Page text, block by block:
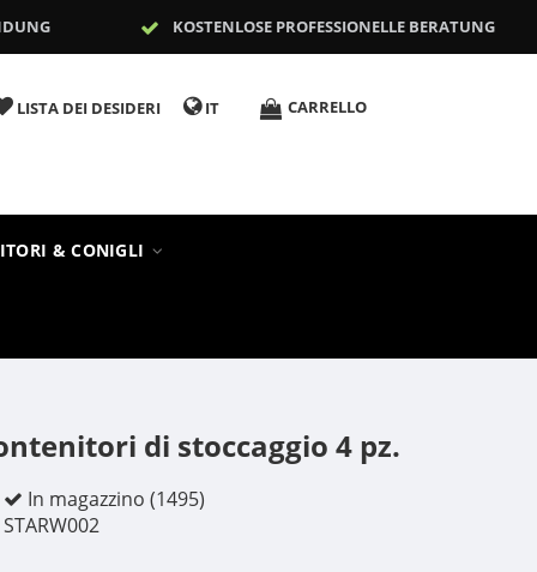
KOSTENLOSE PROFESSIONELLE BERATUNG
LISTA DEI DESIDERI IT CARRELLO
& CONIGLI
di stoccaggio 4 pz.
In magazzino (1495)
STARW002